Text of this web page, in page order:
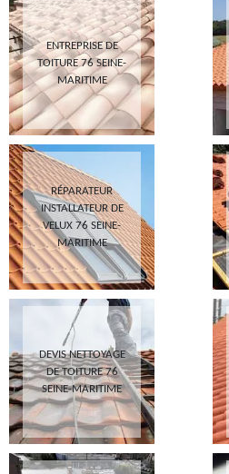
ENTREPRISE DE
TOITURE 76 SEINE-
MARITIME
RÉPARATEUR
INSTALLATEUR DE
VELUX 76 SEINE-
MARITIME
DEVIS NETTOYAGE
DE TOITURE 76
SEINE-MARITIME